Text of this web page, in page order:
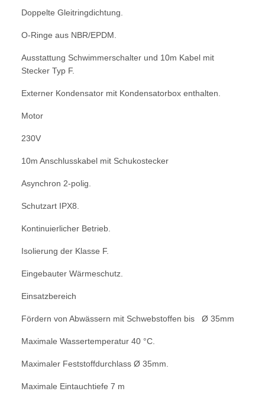
Doppelte Gleitringdichtung.
O-Ringe aus NBR/EPDM.
Ausstattung Schwimmerschalter und 10m Kabel mit
Stecker Typ F.
Externer Kondensator mit Kondensatorbox enthalten.
Motor
230V
10m Anschlusskabel mit Schukostecker
Asynchron 2-polig.
Schutzart IPX8.
Kontinuierlicher Betrieb.
Isolierung der Klasse F.
Eingebauter Wärmeschutz.
Einsatzbereich
Fördern von Abwässern mit Schwebstoffen bis Ø 35mm
Maximale Wassertemperatur 40 °C.
Maximaler Feststoffdurchlass Ø 35mm.
Maximale Eintauchtiefe 7 m